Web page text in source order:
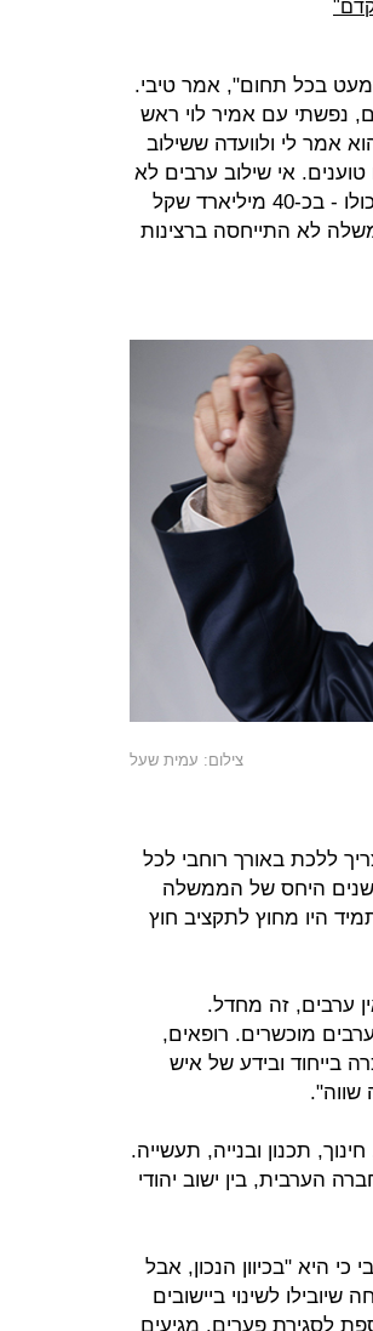
בכל תחום", אמר טיבי.
נפשתי עם אמיר לוי ראש
אמר לי ולוועדה ששילוב
אי שילוב ערבים לא
רק פוגע בנו בחברה הערבית אלא פוגע במשק הישראלי כולו - בכ-40 מיליארד שקל
הממשלה לא התייחסה ברצינות
צילום: עמית שעל
ללכת באורך רוחבי לכל
היחס של הממשלה
היו מחוץ לתקציב חוץ
ערבים, זה מחדל.
מוכשרים. רופאים,
בייחוד ובידע של איש
שווה".
תכנון ובנייה, תעשייה.
הערבית, בין ישוב יהודי
טיבי כי היא "בכיוון הנכון, אבל
לשינוי ביישובים
לסגירת פערים. מגיעים